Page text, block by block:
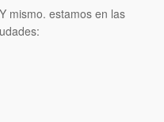
mismo. estamos en las